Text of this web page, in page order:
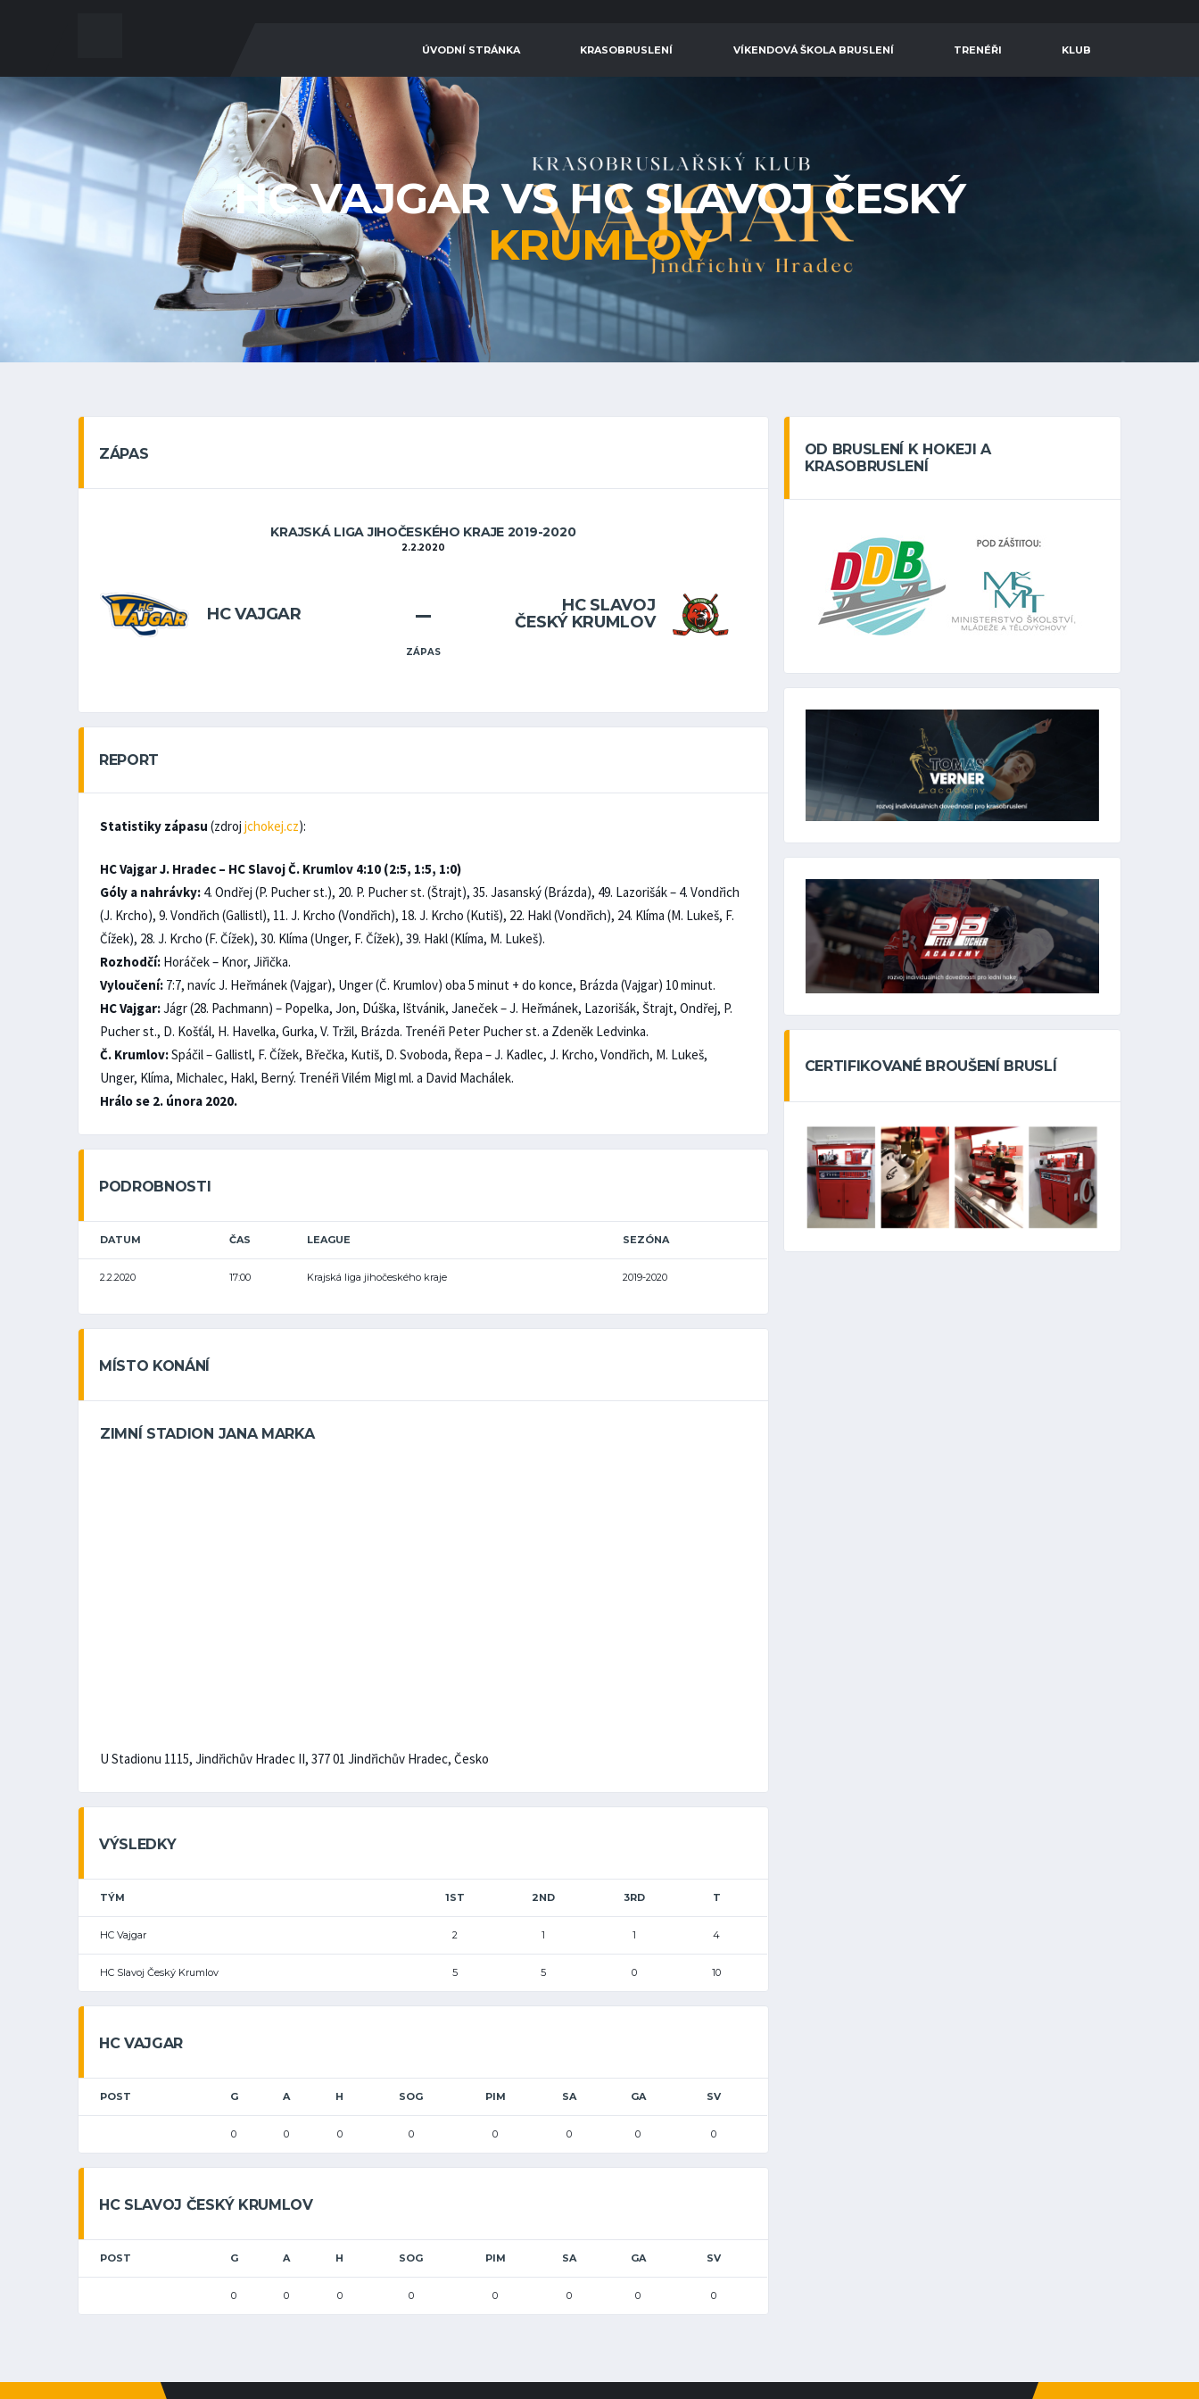
ÚVODNÍ STRÁNKA KRASOBRUSLENÍ VÍKENDOVÁ ŠKOLA BRUSLENÍ TRENÉŘI KLUB
HC VAJGAR VS HC SLAVOJ ČESKÝ
KRUMLOV
ZÁPAS
KRAJSKÁ LIGA JIHOČESKÉHO KRAJE 2019-2020
2.2.2020
HC VAJGAR
HC SLAVOJ
ČESKÝ KRUMLOV
–
ZÁPAS
REPORT
Statistiky zápasu (zdroj jchokej.cz):
HC Vajgar J. Hradec – HC Slavoj Č. Krumlov 4:10 (2:5, 1:5, 1:0)
Góly a nahrávky: 4. Ondřej (P. Pucher st.), 20. P. Pucher st. (Štrajt), 35. Jasanský (Brázda), 49. Lazorišák – 4. Vondřich
(J. Krcho), 9. Vondřich (Gallistl), 11. J. Krcho (Vondřich), 18. J. Krcho (Kutiš), 22. Hakl (Vondřich), 24. Klíma (M. Lukeš, F.
Čížek), 28. J. Krcho (F. Čížek), 30. Klíma (Unger, F. Čížek), 39. Hakl (Klíma, M. Lukeš).
Rozhodčí: Horáček – Knor, Jiřička.
Vyloučení: 7:7, navíc J. Heřmánek (Vajgar), Unger (Č. Krumlov) oba 5 minut + do konce, Brázda (Vajgar) 10 minut.
HC Vajgar:Jágr (28. Pachmann) – Popelka, Jon, Dúška, Ištvánik, Janeček – J. Heřmánek, Lazorišák, Štrajt, Ondřej, P.
Pucher st., D. Košťál, H. Havelka, Gurka, V. Tržil, Brázda. Trenéři Peter Pucher st. a Zdeněk Ledvinka.
Č. Krumlov:Spáčil – Gallistl, F. Čížek, Břečka, Kutiš, D. Svoboda, Řepa – J. Kadlec, J. Krcho, Vondřich, M. Lukeš,
Unger, Klíma, Michalec, Hakl, Berný. Trenéři Vilém Migl ml. a David Machálek.
Hrálo se 2. února 2020.
PODROBNOSTI
DATUM ČAS LEAGUE SEZÓNA
2.2.2020 17:00 Krajská liga jihočeského kraje 2019-2020
MÍSTO KONÁNÍ
ZIMNÍ STADION JANA MARKA
U Stadionu 1115, Jindřichův Hradec II, 377 01 Jindřichův Hradec, Česko
VÝSLEDKY
TÝM 1ST 2ND 3RD T
HC Vajgar 2 1 1 4
HC Slavoj Český Krumlov 5 5 0 10
HC VAJGAR
POST G A H SOG PIM SA GA SV
0 0 0 0 0 0 0 0
HC SLAVOJ ČESKÝ KRUMLOV
POST G A H SOG PIM SA GA SV
0 0 0 0 0 0 0 0
OD BRUSLENÍ K HOKEJI A
KRASOBRUSLENÍ
CERTIFIKOVANÉ BROUŠENÍ BRUSLÍ